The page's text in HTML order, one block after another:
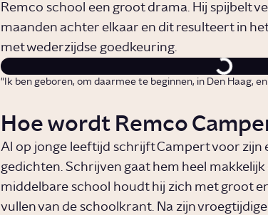
Remco school een groot drama. Hij spijbelt
maanden achter elkaar en dit resulteert in
met wederzijdse goedkeuring.
"Ik ben geboren, om daarmee te beginnen, in Den Haag,
Hoe wordt Remco
Al op jonge leeftijd schrijft Campert voor zijn
gedichten. Schrijven gaat hem heel makkelijk
middelbare school houdt hij zich met groot
vullen van de schoolkrant. Na zijn